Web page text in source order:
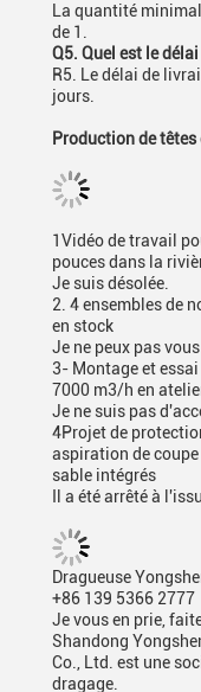
La quantité
de 1.
Q5. Quel est le
R5. Le délai de
jours.
Production de têtes
1Vidéo de travail
pouces dans la
Je suis désolée.
2. 4 ensembles de
en stock
Je ne peux pas
3- Montage et
7000 m3/h en
Je ne suis pas
4Projet de
aspiration de
sable intégrés
Il a été arrêté à
Dragueuse
+86 139 5366 2777
Je vous en prie,
Shandong
Co., Ltd. est une
dragage.